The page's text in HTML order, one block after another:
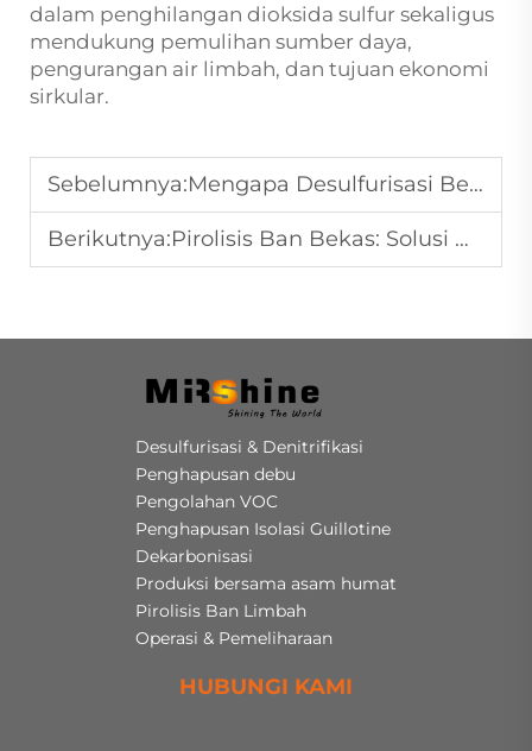
dalam penghilangan dioksida sulfur sekaligus
mendukung pemulihan sumber daya,
pengurangan air limbah, dan tujuan ekonomi
sirkular.
Sebelumnya:Mengapa Desulfurisasi Berbasis Amonia Merupakan Solusi Retrofit Terbaik untuk Pabrik Industri yang Sudah Tua
Berikutnya:Pirolisis Ban Bekas: Solusi Berkelanjutan untuk Krisis Limbah Ban Global
Desulfurisasi & Denitrifikasi
Penghapusan debu
Pengolahan VOC
Penghapusan Isolasi Guillotine
Dekarbonisasi
Produksi bersama asam humat
Pirolisis Ban Limbah
Operasi & Pemeliharaan
HUBUNGI KAMI